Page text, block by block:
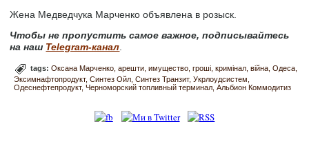
Жена Медведчука Марченко объявлена в розыск.
Чтобы не пропустить самое важное, подписывайтесь
на наш Telegram-канал
tags:Оксана Марченко арешти имущество гроші кримінал війна Одеса
Эксимнафтопродукт Синтез Ойл Синтез Транзит Укрлоудсистем
Одеснефтепродукт Черноморский топливный терминал Альбион Коммодитиз